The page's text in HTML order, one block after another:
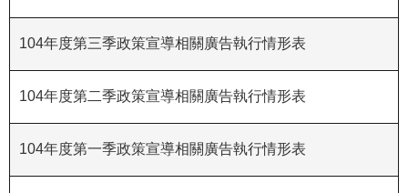
站
導
覽
R
S
104年度第三季政策宣導相關廣告執行情形表
104年度第二季政策宣導相關廣告執行情形表
104年度第一季政策宣導相關廣告執行情形表